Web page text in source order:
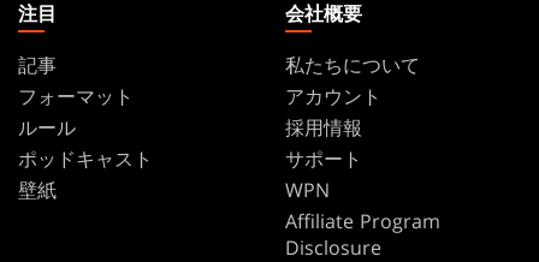
注目
記事
フォーマット
ルール
ポッドキャスト
壁紙
会社概要
私たちについて
アカウント
採用情報
サポート
WPN
Affiliate Program
Disclosure